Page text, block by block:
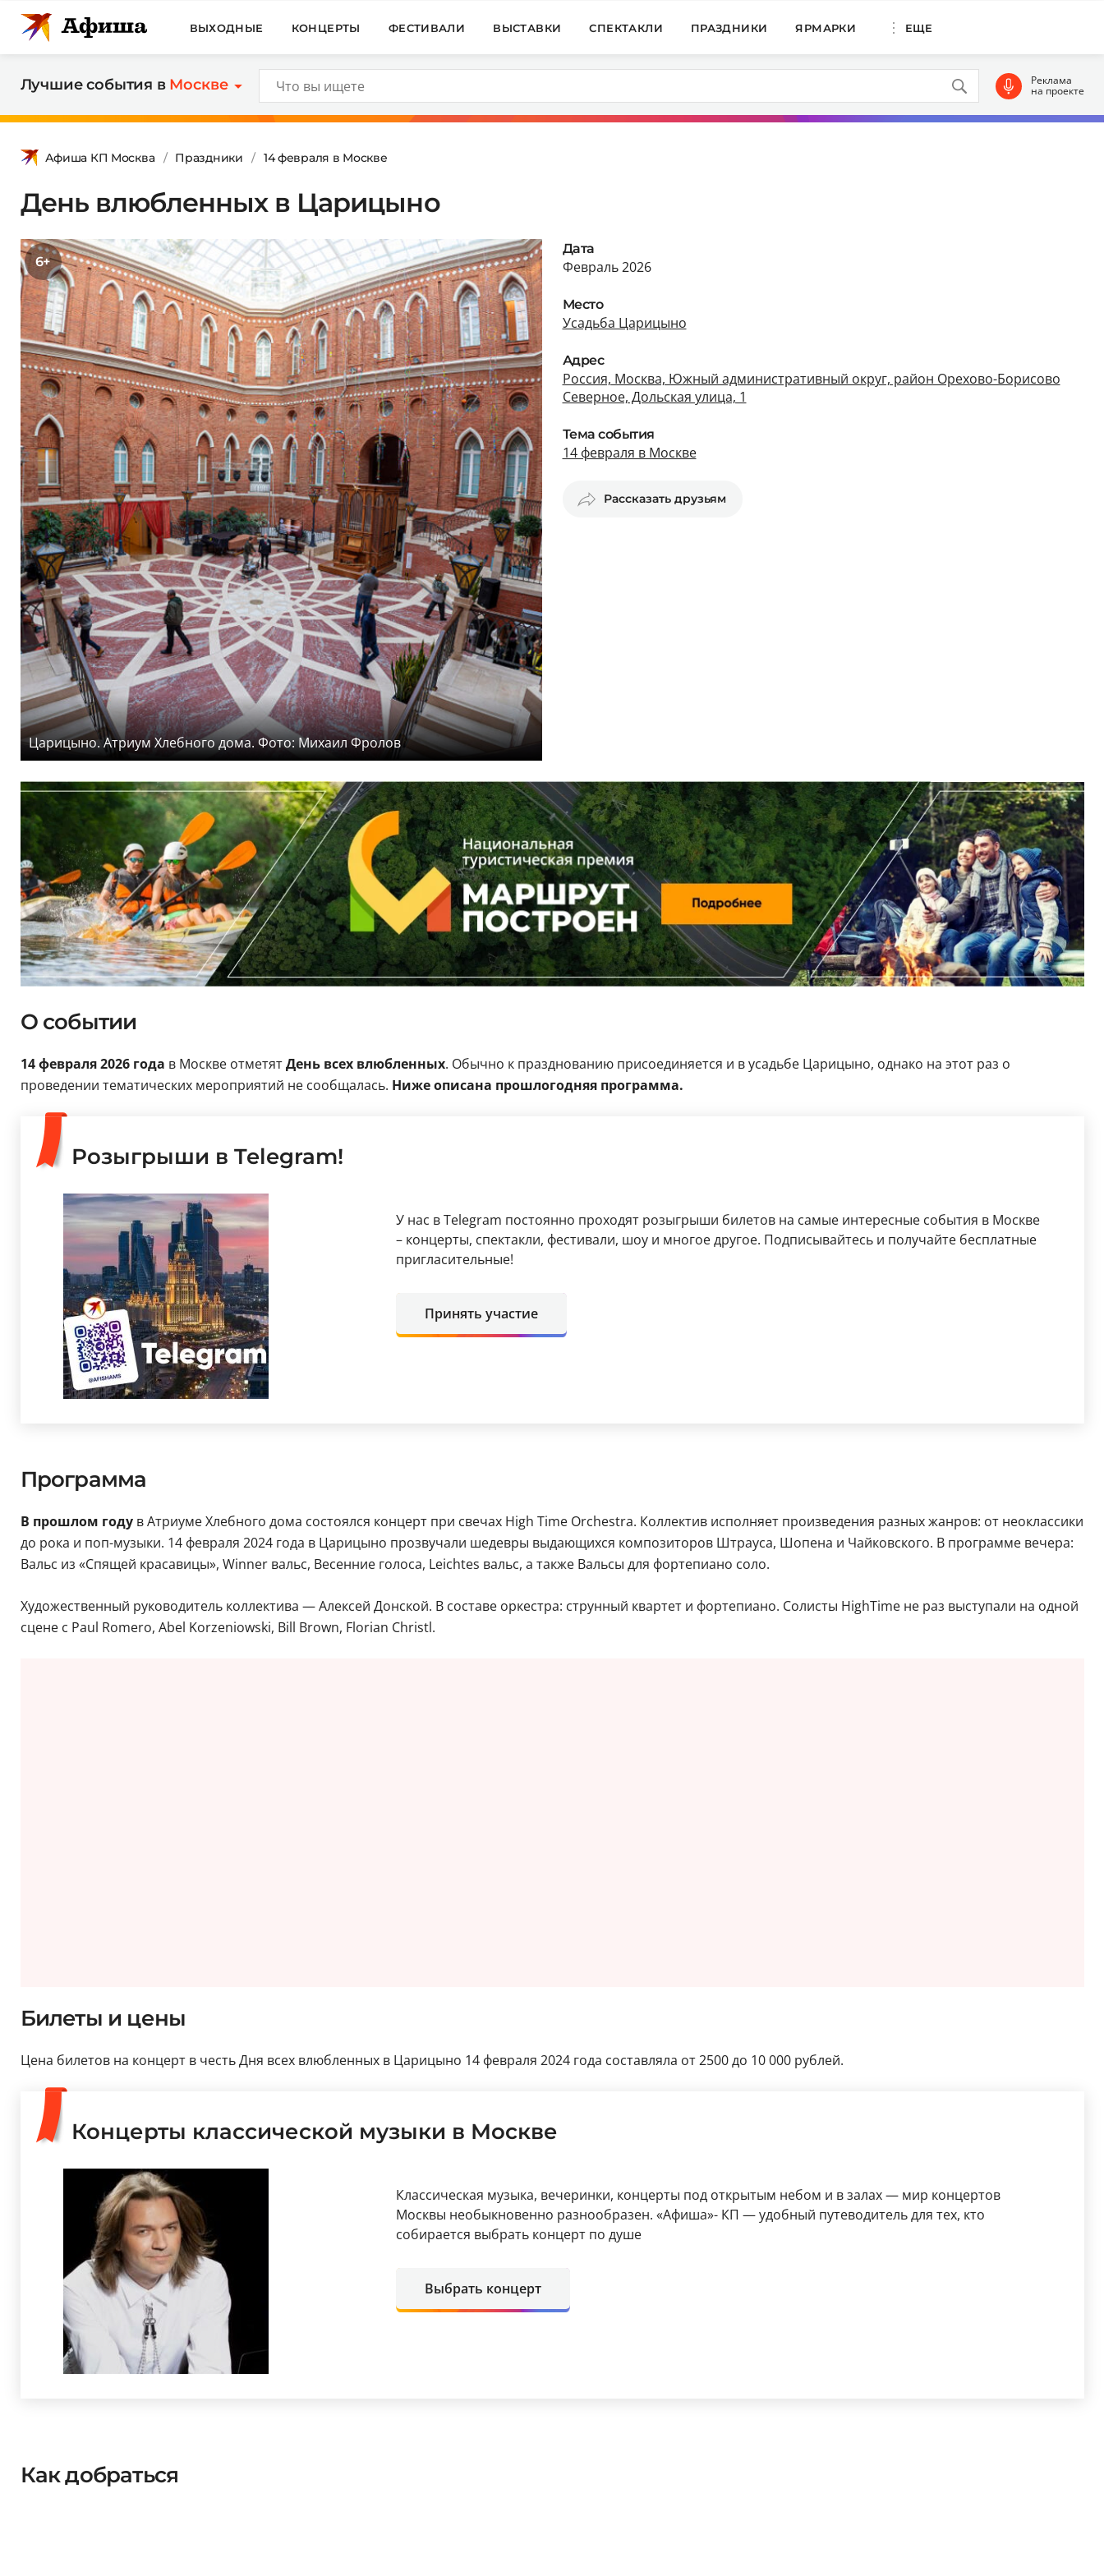
ВЫХОДНЫЕ КОНЦЕРТЫ ФЕСТИВАЛИ ВЫСТАВКИ СПЕКТАКЛИ ПРАЗДНИКИ ЯРМАРКИ ЕЩЕ
Лучшие события в Москве Реклама
на проекте
Афиша КП Москва Праздники 14 февраля в Москве
День влюбленных в Царицыно
6+
Царицыно. Атриум Хлебного дома. Фото: Михаил Фролов
Дата
Февраль 2026
Место
Усадьба Царицыно
Адрес
Россия, Москва, Южный административный округ, район Орехово-Борисово
Северное, Дольская улица, 1
Тема события
14 февраля в Москве
Рассказать друзьям
О событии
14 февраля 2026 года в Москве отметятДень всех влюбленных. Обычно к празднованию присоединяется и в усадьбе Царицыно, однако на этот раз о
проведении тематических мероприятий не сообщалась. Ниже описана прошлогодняя программа.
Розыгрыши в Telegram!
У нас в Telegram постоянно проходят розыгрыши билетов на самые интересные события в Москве
– концерты, спектакли, фестивали, шоу и многое другое. Подписывайтесь и получайте бесплатные
пригласительные!
Принять участие
Программа
В прошлом годув Атриуме Хлебного дома состоялся концерт при свечах High Time Orchestra. Коллектив исполняет произведения разных жанров: от неоклассики
до рока и поп-музыки. 14 февраля 2024 года в Царицыно прозвучали шедевры выдающихся композиторов Штрауса, Шопена и Чайковского. В программе вечера:
Вальс из «Спящей красавицы», Winner вальс, Весенние голоса, Leichtes вальс, а также Вальсы для фортепиано соло.
Художественный руководитель коллектива — Алексей Донской. В составе оркестра: струнный квартет и фортепиано. Солисты HighTime не раз выступали на одной
сцене с Paul Romero, Abel Korzeniowski, Bill Brown, Florian Christl.
Билеты и цены
Цена билетов на концерт в честь Дня всех влюбленных в Царицыно 14 февраля 2024 года составляла от 2500 до 10 000 рублей.
Концерты классической музыки в Москве
Классическая музыка, вечеринки, концерты под открытым небом и в залах — мир концертов
Москвы необыкновенно разнообразен. «Афиша»- КП — удобный путеводитель для тех, кто
собирается выбрать концерт по душе
Выбрать концерт
Как добраться